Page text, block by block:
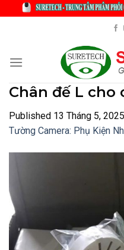
Chân đế L cho
Published 13 Tháng 5, 2025
Tường Camera: Phụ Kiện